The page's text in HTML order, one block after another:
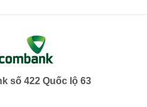
số 422 Quốc lộ 63